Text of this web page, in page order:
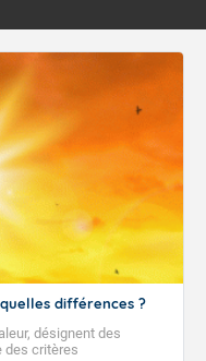
différences ?
désignent des
des critères